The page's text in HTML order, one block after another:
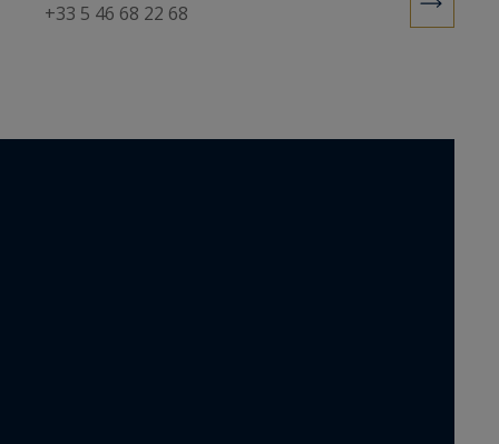
+33 5 46 68 22 68